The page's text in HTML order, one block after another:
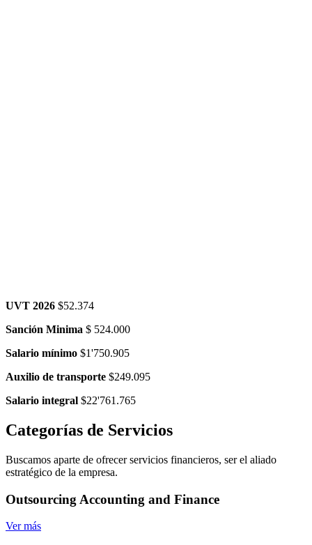
UVT 2026 $52.374
Sanción Minima $ 524.000
Salario mínimo $1'750.905
Auxilio de transporte $249.095
Salario integral $22'761.765
Categorías de Servicios
Buscamos aparte de ofrecer servicios financieros, ser el aliado
estratégico de la empresa.
Outsourcing Accounting and Finance
Ver más